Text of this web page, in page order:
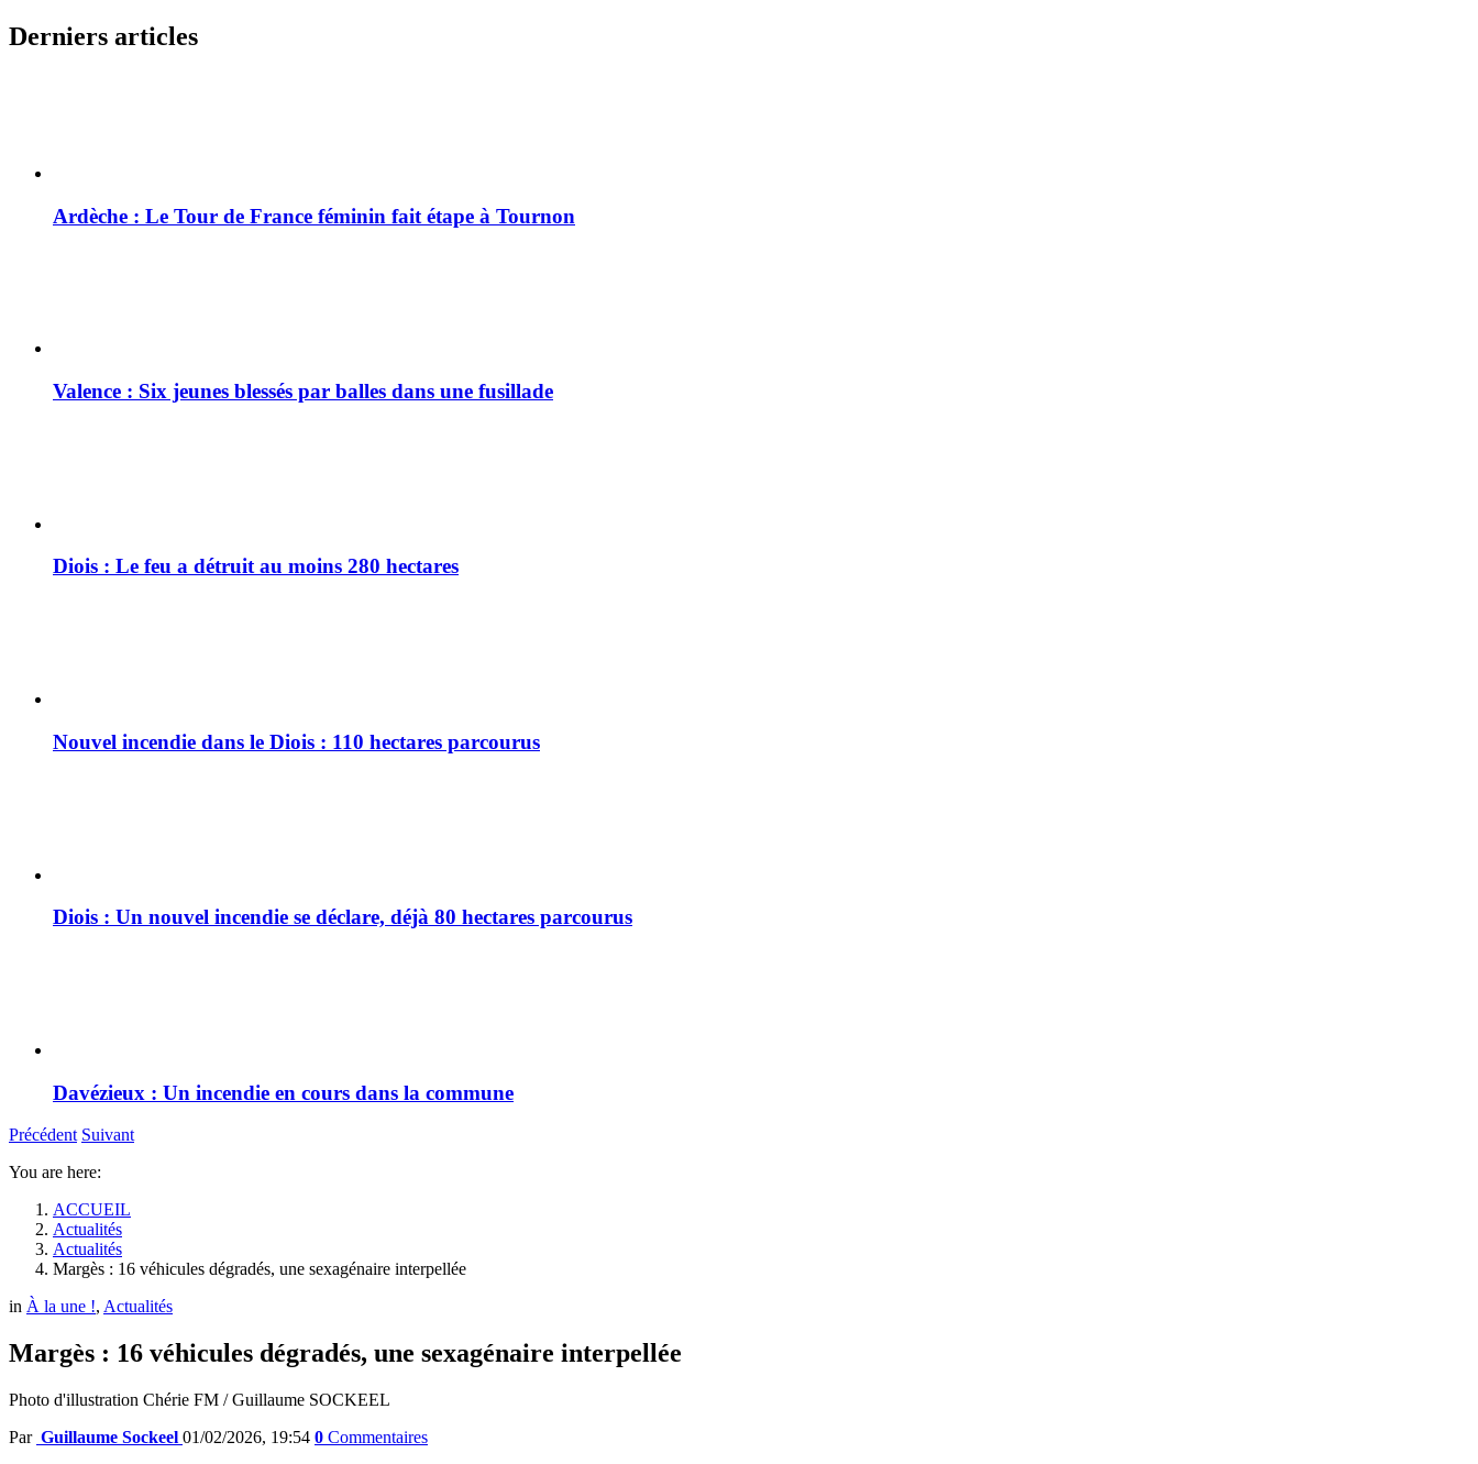
Derniers articles
Ardèche : Le Tour de France féminin fait étape à Tournon
Valence : Six jeunes blessés par balles dans une fusillade
Diois : Le feu a détruit au moins 280 hectares
Nouvel incendie dans le Diois : 110 hectares parcourus
Diois : Un nouvel incendie se déclare, déjà 80 hectares parcourus
Davézieux : Un incendie en cours dans la commune
Précédent Suivant
You are here:
ACCUEIL
Actualités
Actualités
Margès : 16 véhicules dégradés, une sexagénaire interpellée
in À la une !, Actualités
Margès : 16 véhicules dégradés, une sexagénaire interpellée
Photo d'illustration Chérie FM / Guillaume SOCKEEL
Par Guillaume Sockeel 01/02/2026, 19:54 0 Commentaires